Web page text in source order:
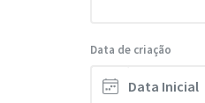
Data de criação